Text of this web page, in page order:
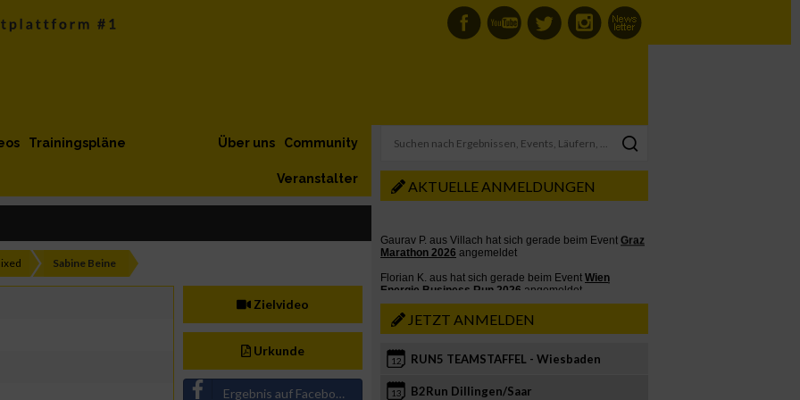
Trainingspläne Community
Über uns
Veranstalter
Sabine Beine
Zielvideo
Urkunde
Ergebnis auf Facebook teilen
AKTUELLE ANMELDUNGEN
JETZT ANMELDEN
12 RUN5 TEAMSTAFFEL - Wiesbaden
13 B2Run Dillingen/Saar